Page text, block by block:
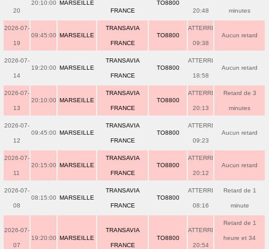
20
20:10:00 MARSEILLE
FRANCE
TO8800
20:48 minutes
2026-07-
19
09:45:00 MARSEILLE
TRANSAVIA
FRANCE
TO8800
ATTERRI
09:38
Aucun retard
2026-07-
14
19:20:00 MARSEILLE
TRANSAVIA
FRANCE
TO8800
ATTERRI
18:58
Aucun retard
2026-07-
13
20:10:00 MARSEILLE
TRANSAVIA
FRANCE
TO8800
ATTERRI
20:13
Retard de 3
minutes
2026-07-
12
09:45:00 MARSEILLE
TRANSAVIA
FRANCE
TO8800
ATTERRI
09:23
Aucun retard
2026-07-
11
20:15:00 MARSEILLE
TRANSAVIA
FRANCE
TO8800
ATTERRI
20:12
Aucun retard
2026-07-
08
08:15:00 MARSEILLE
TRANSAVIA
FRANCE
TO8800
ATTERRI
08:16
Retard de 1
minute
2026-07-
07
19:20:00 MARSEILLE
TRANSAVIA
FRANCE
TO8800
ATTERRI
20:54
Retard de 1
heure et 34